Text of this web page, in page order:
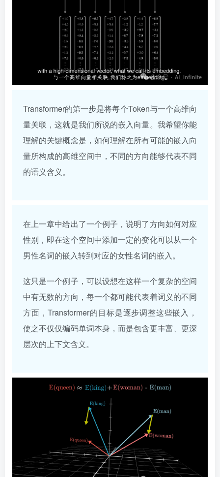
Transformer的第一步是将每个Token与一个高维向
量关联，这就是我们所说的嵌入向量。我希望你能
理解的关键概念是，如何理解在所有可能的嵌入向
量所构成的高维空间中，不同的方向能够代表不同
的语义含义。
在上一章中给出了一个例子，说明了方向如何对应
性别，即在这个空间中添加一定的变化可以从一个
男性名词的嵌入转到对应的女性名词的嵌入。
这只是一个例子，可以设想在这样一个复杂的空间
中有无数的方向，每一个都可能代表着词义的不同
方面，Transformer的目标是逐步调整这些嵌入，
使之不仅仅编码单词本身，而是包含更丰富、更深
层次的上下文含义。